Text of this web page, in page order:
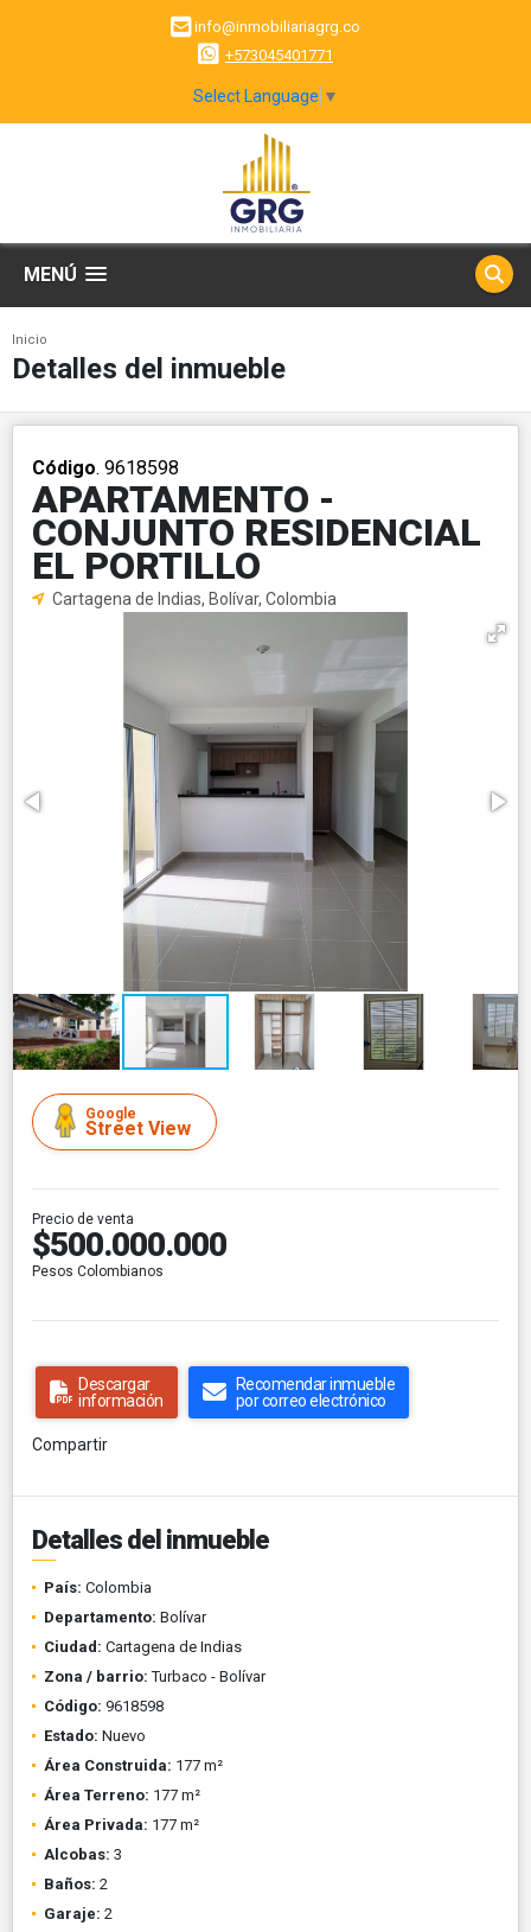
info@inmobiliariagrg.co
+573045401771
Select Language ▼
MENÚ
Inicio
Detalles del inmueble
Código. 9618598
APARTAMENTO -
CONJUNTO RESIDENCIAL
EL PORTILLO
Cartagena de Indias, Bolívar, Colombia
Google
Street View
Precio de venta
$500.000.000
Pesos Colombianos
Descargar
información
Recomendar inmueble
por correo electrónico
Compartir
Detalles del inmueble
País: Colombia
Departamento: Bolívar
Ciudad: Cartagena de Indias
Zona / barrio: Turbaco - Bolívar
Código: 9618598
Estado: Nuevo
Área Construida: 177 m²
Área Terreno: 177 m²
Área Privada: 177 m²
Alcobas: 3
Baños: 2
Garaje: 2